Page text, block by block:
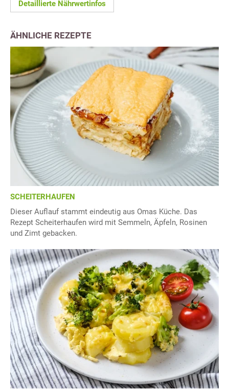
Detaillierte Nährwertinfos
ÄHNLICHE REZEPTE
SCHEITERHAUFEN
Dieser Auflauf stammt eindeutig aus Omas Küche. Das
Rezept Scheiterhaufen wird mit Semmeln, Äpfeln, Rosinen
und Zimt gebacken.